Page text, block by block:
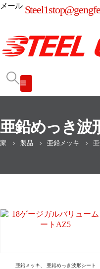
メール
亜鉛めっき波
家 製品 亜鉛メッキ
亜鉛メッキ 亜鉛めっき波形シート